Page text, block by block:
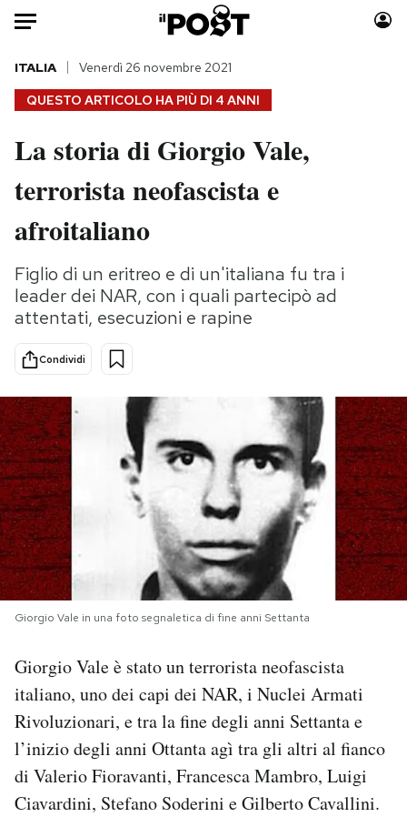
Auto
HOME
Italia
Politica
Tecnologia
Scienza
Cultura
Sport
Moda
Consumismi
Media
Europa
PODCAST
NEWSLETTER
I MIEI PREFERITI
SHOP
AREA PERSONALE
Area Personale
Newsletter
QUESTO ARTICOLO HA PIÙ DI 4 ANNI
ITALIA Venerdì 26 novembre 2021
La storia di Giorgio Vale,
terrorista neofascista e
afroitaliano
Figlio di un eritreo e di un'italiana fu tra i
leader dei NAR, con i quali partecipò ad
attentati, esecuzioni e rapine
Condividi
Giorgio Vale in una foto segnaletica di fine anni Settanta
Giorgio Vale è stato un terrorista neofascista
italiano, uno dei capi dei NAR, i Nuclei Armati
Rivoluzionari, e tra la fine degli anni Settanta e
l’inizio degli anni Ottanta agì tra gli altri al fianco
di Valerio Fioravanti, Francesca Mambro, Luigi
Ciavardini, Stefano Soderini e Gilberto Cavallini.